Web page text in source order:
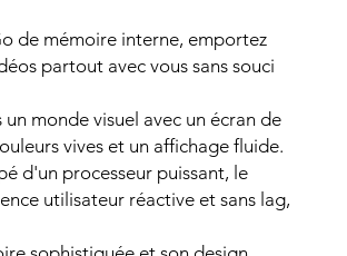
de mémoire interne, emportez
partout avec vous sans souci
monde visuel avec un écran de
vives et un affichage fluide.
d'un processeur puissant, le
utilisateur réactive et sans lag,